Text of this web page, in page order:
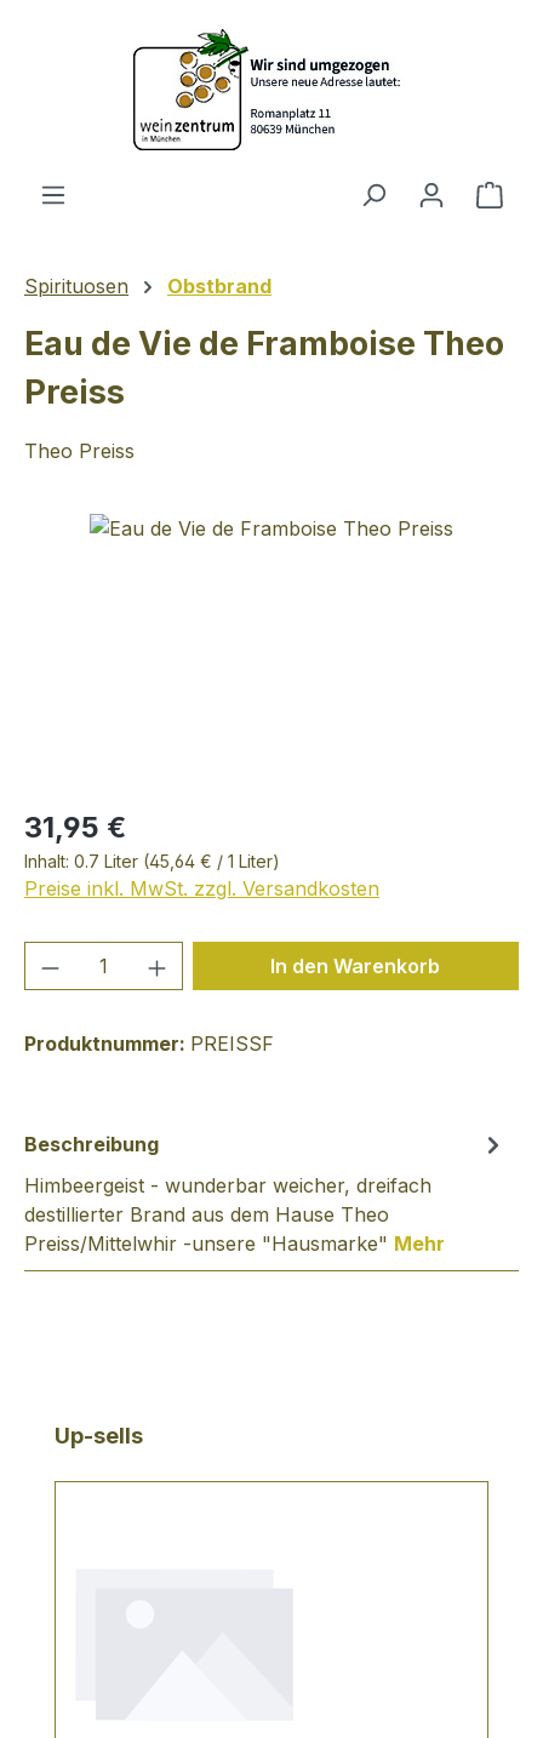
Zum Hauptinhalt springen
Spirituosen Obstbrand
Eau de Vie de Framboise Theo
Preiss
Theo Preiss
Bildergalerie überspringen
31,95 €
Inhalt: 0.7 Liter (45,64 € / 1 Liter)
Preise inkl. MwSt. zzgl. Versandkosten
Produkt Anzahl: Gib denIn den Warenkorb
Produktnummer: PREISSF
Beschreibung
Himbeergeist - wunderbar weicher, dreifach
destillierter Brand aus dem Hause Theo
Preiss/Mittelwhir -unsere "Hausmarke" Mehr
Produktgalerie überspringen
Up-sells